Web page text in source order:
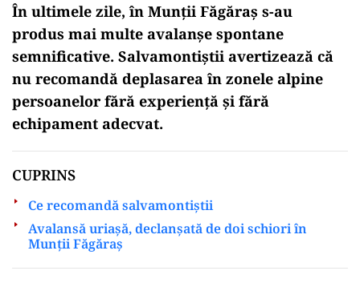
În ultimele zile, în Munții Făgăraș s-au
produs mai multe avalanșe spontane
semnificative. Salvamontiștii avertizează că
nu recomandă deplasarea în zonele alpine
persoanelor fără experiență și fără
echipament adecvat.
CUPRINS
Ce recomandă salvamontiștii
Avalansă uriașă, declanșată de doi schiori în
Munții Făgăraș